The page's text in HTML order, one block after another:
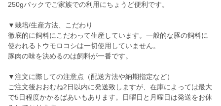
250gパックでご家族での利用にちょうど便利です。
▼栽培/生産方法、こだわり
徹底的に飼料にこだわって生産しています。一般的な豚の飼料に
使われるトウモロコシは一切使用していません。
豚肉の味を決めるのは飼料が一番です。
▼注文に際しての注意点（配送方法や納期指定など）
ご注文後おおむね2日以内に発送致しますが、在庫によっては最大
で5日程度かかるばあいもあります。日曜日と月曜日は発送をお休